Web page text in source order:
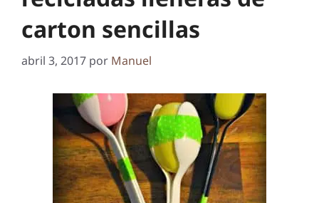
carton sencillas
abril 3, 2017 por Manuel